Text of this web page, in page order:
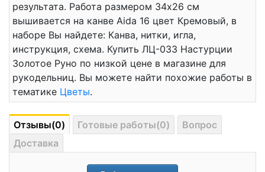
результата. Работа размером 34x26 см
вышивается на канве Aida 16 цвет Кремовый, в
наборе Вы найдете: Канва, нитки, игла,
инструкция, схема. Купить ЛЦ-033 Настурции
Золотое Руно по низкой цене в магазине для
рукодельниц. Вы можете найти похожие работы в
тематике Цветы.
Отзывы(0) Готовые работы(0)
Вопрос
Доставка